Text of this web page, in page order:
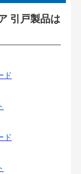
引戸製品は
ド
ド